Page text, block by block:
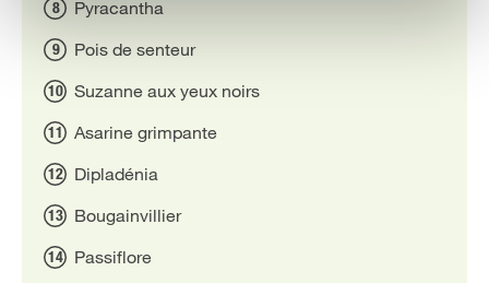
Pyracantha
Pois de senteur
Suzanne aux yeux noirs
Asarine grimpante
Dipladénia
Bougainvillier
Passiflore